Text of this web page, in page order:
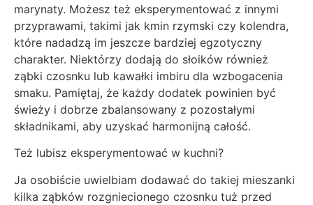
marynaty. Możesz też eksperymentować z innymi
przyprawami, takimi jak kmin rzymski czy kolendra,
które nadadzą im jeszcze bardziej egzotyczny
charakter. Niektórzy dodają do słoików również
ząbki czosnku lub kawałki imbiru dla wzbogacenia
smaku. Pamiętaj, że każdy dodatek powinien być
świeży i dobrze zbalansowany z pozostałymi
składnikami, aby uzyskać harmonijną całość.
Też lubisz eksperymentować w kuchni?
Ja osobiście uwielbiam dodawać do takiej mieszanki
kilka ząbków rozgniecionego czosnku tuż przed